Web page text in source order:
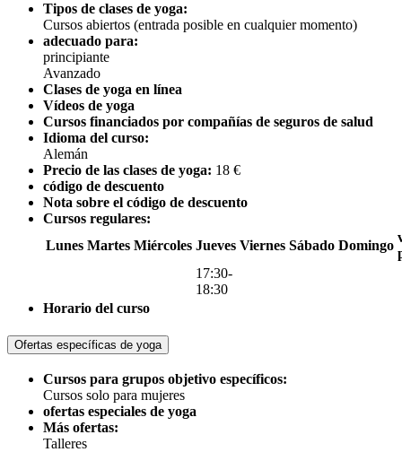
Tipos de clases de yoga:
Cursos abiertos (entrada posible en cualquier momento)
adecuado para:
principiante
Avanzado
Clases de yoga en línea
Vídeos de yoga
Cursos financiados por compañías de seguros de salud
Idioma del curso:
Alemán
Precio de las clases de yoga: 18 €
código de descuento
Nota sobre el código de descuento
Cursos regulares:
Lunes Martes Miércoles Jueves Viernes Sábado Domingo
17:30-
18:30
Horario del curso
Ofertas específicas de yoga
Cursos para grupos objetivo específicos:
Cursos solo para mujeres
ofertas especiales de yoga
Más ofertas:
Talleres